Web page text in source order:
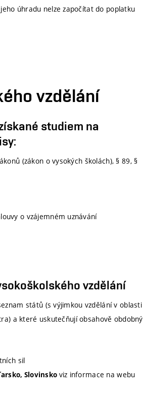
úhradu nelze započítat do poplatku
vzdělání
studiem na
(zákon o vysokých školách), § 89, §
o vzájemném uznávání
vzdělání
států (s výjimkou vzdělání v oblasti
a které uskutečňují obsahově obdobný
sil
Slovinsko viz informace na webu